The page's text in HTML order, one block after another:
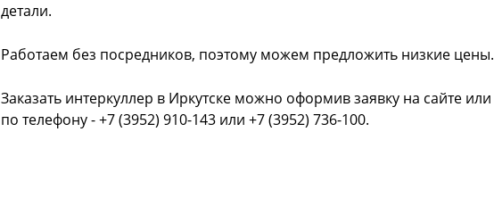
детали.
Работаем без посредников, поэтому можем предложить низкие цены.
Заказать интеркуллер в Иркутске можно оформив заявку на сайте или
по телефону - +7 (3952) 910-143 или +7 (3952) 736-100.